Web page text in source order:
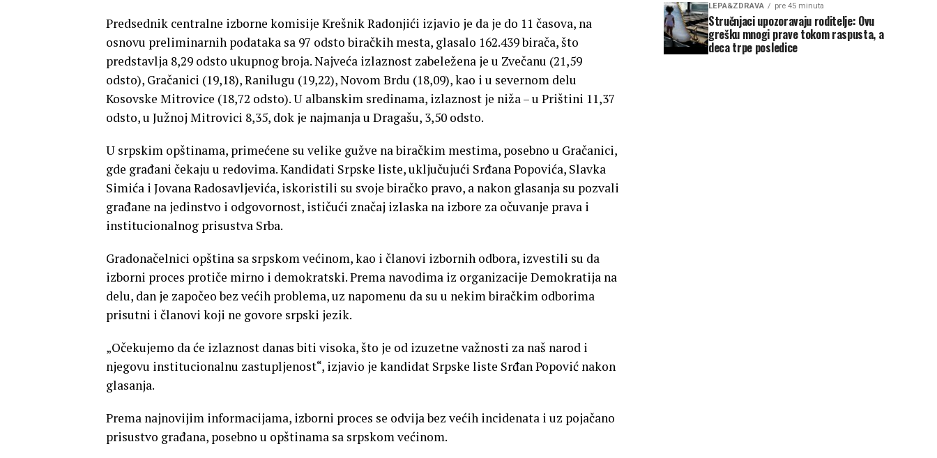
Predsednik centralne izborne komisije Krešnik Radonjići izjavio je da je do 11 časova, na
osnovu preliminarnih podataka sa 97 odsto biračkih mesta, glasalo 162.439 birača, što
predstavlja 8,29 odsto ukupnog broja. Najveća izlaznost zabeležena je u Zvečanu (21,59
odsto), Gračanici (19,18), Ranilugu (19,22), Novom Brdu (18,09), kao i u severnom delu
Kosovske Mitrovice (18,72 odsto). U albanskim sredinama, izlaznost je niža – u Prištini 11,37
odsto, u Južnoj Mitrovici 8,35, dok je najmanja u Dragašu, 3,50 odsto.
U srpskim opštinama, primećene su velike gužve na biračkim mestima, posebno u Gračanici,
gde građani čekaju u redovima. Kandidati Srpske liste, uključujući Srđana Popovića, Slavka
Simića i Jovana Radosavljevića, iskoristili su svoje biračko pravo, a nakon glasanja su pozvali
građane na jedinstvo i odgovornost, ističući značaj izlaska na izbore za očuvanje prava i
institucionalnog prisustva Srba.
Gradonačelnici opština sa srpskom većinom, kao i članovi izbornih odbora, izvestili su da
izborni proces protiče mirno i demokratski. Prema navodima iz organizacije Demokratija na
delu, dan je započeo bez većih problema, uz napomenu da su u nekim biračkim odborima
prisutni i članovi koji ne govore srpski jezik.
„Očekujemo da će izlaznost danas biti visoka, što je od izuzetne važnosti za naš narod i
njegovu institucionalnu zastupljenost“, izjavio je kandidat Srpske liste Srđan Popović nakon
glasanja.
Prema najnovijim informacijama, izborni proces se odvija bez većih incidenata i uz pojačano
prisustvo građana, posebno u opštinama sa srpskom većinom.
LEPA&ZDRAVA pre 45 minuta
Stručnjaci upozoravaju roditelje: Ovu
grešku mnogi prave tokom raspusta, a
deca trpe posledice